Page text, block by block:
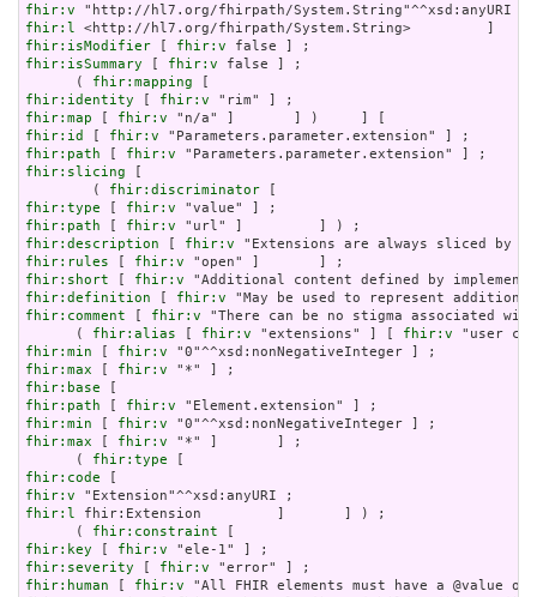
fhir:v
fhir:l
fhir:isModifier [ fhir:v
fhir:isSummary [ fhir:v false ] ;
      (
fhir:mapping
fhir:identity [ fhir:v
fhir:map [ fhir:v
fhir:id
[ fhir:v
fhir:path [ fhir:v
fhir:slicing [
        (
fhir:discriminator
fhir:type [ fhir:v
fhir:path [ fhir:v
fhir:description [ fhir:v
fhir:rules [ fhir:v
fhir:short [ fhir:v
fhir:definition [ fhir:v
fhir:comment [ fhir:v "There can be no stigma associated
      (
fhir:alias [ fhir:v "extensions" ] [ fhir:v
fhir:min [ fhir:v
fhir:max [ fhir:v
fhir:base
fhir:path [ fhir:v
fhir:min [ fhir:v
fhir:max [ fhir:v "*" ]       ] ;
      (
fhir:type
fhir:code
fhir:v
fhir:l fhir:Extension         ]       ] ) ;
      (
fhir:constraint
fhir:key [ fhir:v
fhir:severity [ fhir:v
fhir:human [ fhir:v